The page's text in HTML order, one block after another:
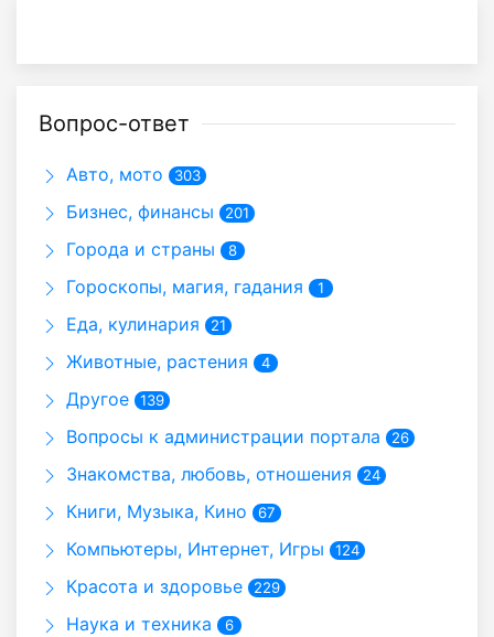
Вопрос-ответ
Авто, мото 303
Бизнес, финансы 201
Города и страны 8
Гороскопы, магия, гадания 1
Еда, кулинария 21
Животные, растения 4
Другое 139
Вопросы к администрации портала 26
Знакомства, любовь, отношения 24
Книги, Музыка, Кино 67
Компьютеры, Интернет, Игры 124
Красота и здоровье 229
Наука и техника 6